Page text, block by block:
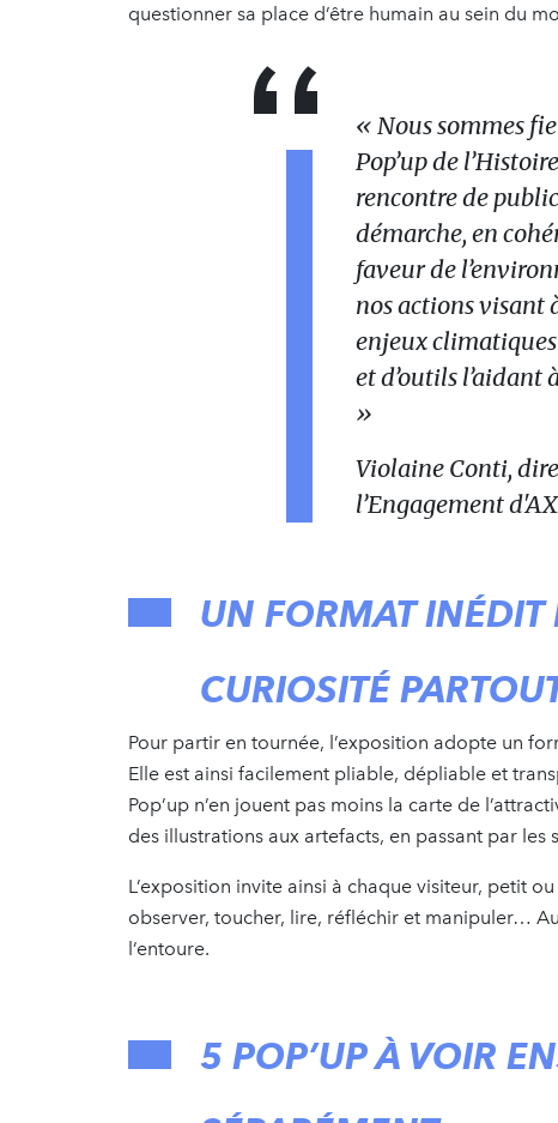
questionner sa place d’être humain au sein du
« Nous sommes
Pop’up de
rencontre de
démarche, en
faveur de
nos actions visant
enjeux
et d’outils
»
Violaine Conti,
l’Engagement
UN FORMAT INÉDIT
CURIOSITÉ
Pour partir en tournée, l’exposition adopte un
Elle est ainsi facilement pliable, dépliable et
Pop’up n’en jouent pas moins la carte de
des illustrations aux artefacts, en passant par
L’exposition invite ainsi à chaque visiteur, petit
observer, toucher, lire, réfléchir et manipuler…
l’entoure.
5 POP’UP À VOIR